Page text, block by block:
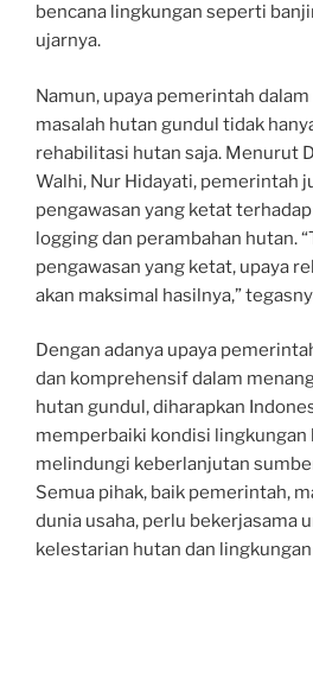
bencana lingkungan seperti
ujarnya.
Namun, upaya pemerintah
masalah hutan gundul tidak
rehabilitasi hutan saja. Menurut
Walhi, Nur Hidayati, pemerintah
pengawasan yang ketat
logging dan perambahan hutan.
pengawasan yang ketat, upaya
akan maksimal hasilnya,”
Dengan adanya upaya
dan komprehensif dalam
hutan gundul, diharapkan
memperbaiki kondisi lingkungan
melindungi keberlanjutan
Semua pihak, baik pemerintah,
dunia usaha, perlu bekerjasama
kelestarian hutan dan